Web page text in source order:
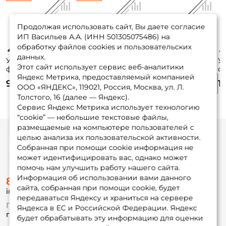
Удилище
фидерное
Maximus Bream
Master 330 см. до
60 гр. / moderate
fast / MFRBM330M
9 450 ₽
фидерное
Maximus Bream
Master 360 см. до
60 гр. / moderate
fast / MFRBM360L
9 790 ₽
фидерное Zemex
Iron 25 330см. до
60гр.
9 460 ₽
Продолжая использовать сайт, Вы даете согласие
ИП Васильев А.А. (ИНН 501305075486) на
обработку файлов cookies и пользовательских
данных.
Этот сайт использует сервис веб-аналитики
Яндекс Метрика, предоставляемый компанией
ООО «ЯНДЕКС», 119021, Россия, Москва, ул. Л.
Толстого, 16 (далее — Яндекс).
Сервис Яндекс Метрика использует технологию
“cookie” — небольшие текстовые файлы,
размещаемые на компьютере пользователей с
целью анализа их пользовательской активности.
Собранная при помощи cookie информация не
может идентифицировать вас, однако может
помочь нам улучшить работу нашего сайта.
Информация об использовании вами данного
сайта, собранная при помощи cookie, будет
передаваться Яндексу и храниться на сервере
Яндекса в ЕС и Российской Федерации. Яндекс
будет обрабатывать эту информацию для оценки
Информация
О магазине
Доставка
Оплата
Fox-bonus
Гуру
8 (495) 532-77-88
info@foxfishing.ru
По вопросам с заказом
г. Москва, ул. Плеханова д.7